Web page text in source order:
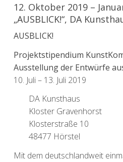
12. Oktober 2019 –
„AUSBLICK!“, DA
AUSBLICK!
Projektstipendium
Ausstellung der Entwürfe
10. Juli – 13. Juli 2019
DA Kunsthaus
Kloster Gravenhorst
Klosterstraße 10
48477 Hörstel
Mit dem deutschlandweit